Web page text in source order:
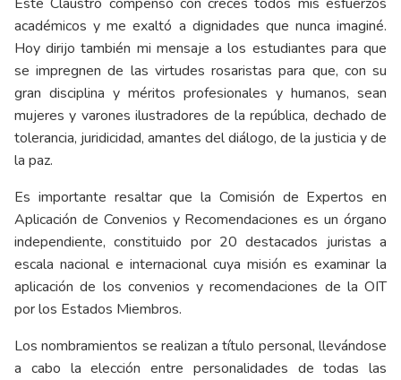
académicos y me exaltó a dignidades que nunca imaginé.
Hoy dirijo también mi mensaje a los estudiantes para que
se impregnen de las virtudes rosaristas para que, con su
gran disciplina y méritos profesionales y humanos, sean
mujeres y varones ilustradores de la república, dechado de
tolerancia, juridicidad, amantes del diálogo, de la justicia y de
la paz.
Es importante resaltar que la Comisión de Expertos en
Aplicación de Convenios y Recomendaciones es un órgano
independiente, constituido por 20 destacados juristas a
escala nacional e internacional cuya misión es examinar la
aplicación de los convenios y recomendaciones de la OIT
por los Estados Miembros.
Los nombramientos se realizan a título personal, llevándose
a cabo la elección entre personalidades de todas las